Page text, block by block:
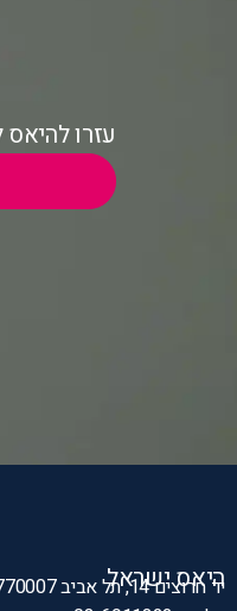
עזרו
היאס ישראל
יד חרוצים 14, תל אביב 6770007